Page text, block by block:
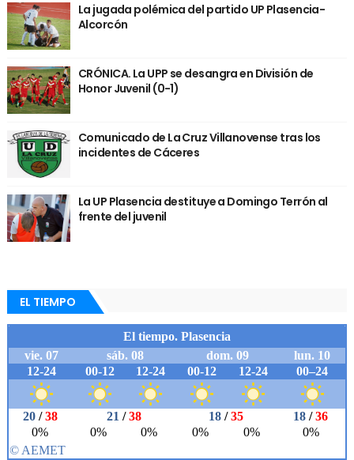
La jugada polémica del partido UP Plasencia-
Alcorcón
CRÓNICA. La UPP se desangra en División de
Honor Juvenil (0-1)
Comunicado de La Cruz Villanovense tras los
incidentes de Cáceres
La UP Plasencia destituye a Domingo Terrón al
frente del juvenil
EL TIEMPO